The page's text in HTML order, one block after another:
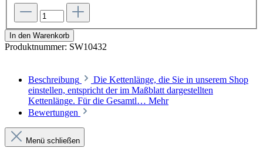
In den Warenkorb
Produktnummer: SW10432
Beschreibung
Die Kettenlänge, die Sie in unserem Shop
einstellen, entspricht der im Maßblatt dargestellten
Kettenlänge. Für die Gesamtl… Mehr
Bewertungen
Menü schließen